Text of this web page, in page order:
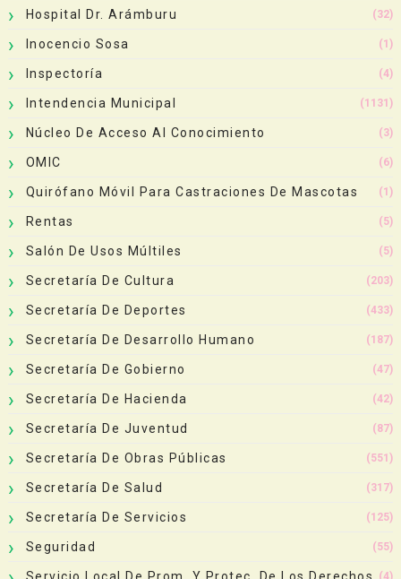
Hospital Dr. Arámburu (32)
Inocencio Sosa (1)
Inspectoría (4)
Intendencia Municipal (1131)
Núcleo De Acceso Al Conocimiento (3)
OMIC (6)
Quirófano Móvil Para Castraciones De Mascotas (1)
Rentas (5)
Salón De Usos Múltiles (5)
Secretaría De Cultura (203)
Secretaría De Deportes (433)
Secretaría De Desarrollo Humano (187)
Secretaría De Gobierno (47)
Secretaría De Hacienda (42)
Secretaría De Juventud (87)
Secretaría De Obras Públicas (551)
Secretaría De Salud (317)
Secretaría De Servicios (125)
Seguridad (55)
Servicio Local De Prom. Y Protec. De Los Derechos (4)